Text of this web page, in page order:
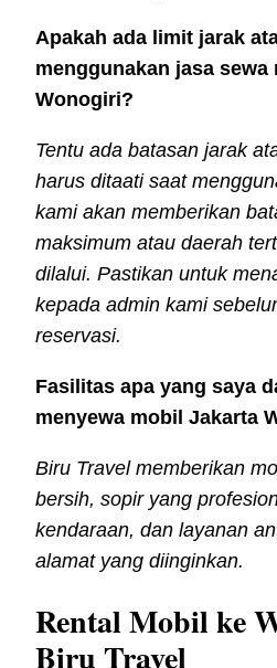
Apakah ada limit jarak
menggunakan jasa sewa
Wonogiri?
Tentu ada batasan jarak
harus ditaati saat
kami akan memberikan
maksimum atau daerah
dilalui. Pastikan untuk
kepada admin kami
reservasi.
Fasilitas apa yang saya
menyewa mobil Jakarta
Biru Travel memberikan
bersih, sopir yang
kendaraan, dan layanan
alamat yang diinginkan.
Rental Mobil ke
Biru Travel